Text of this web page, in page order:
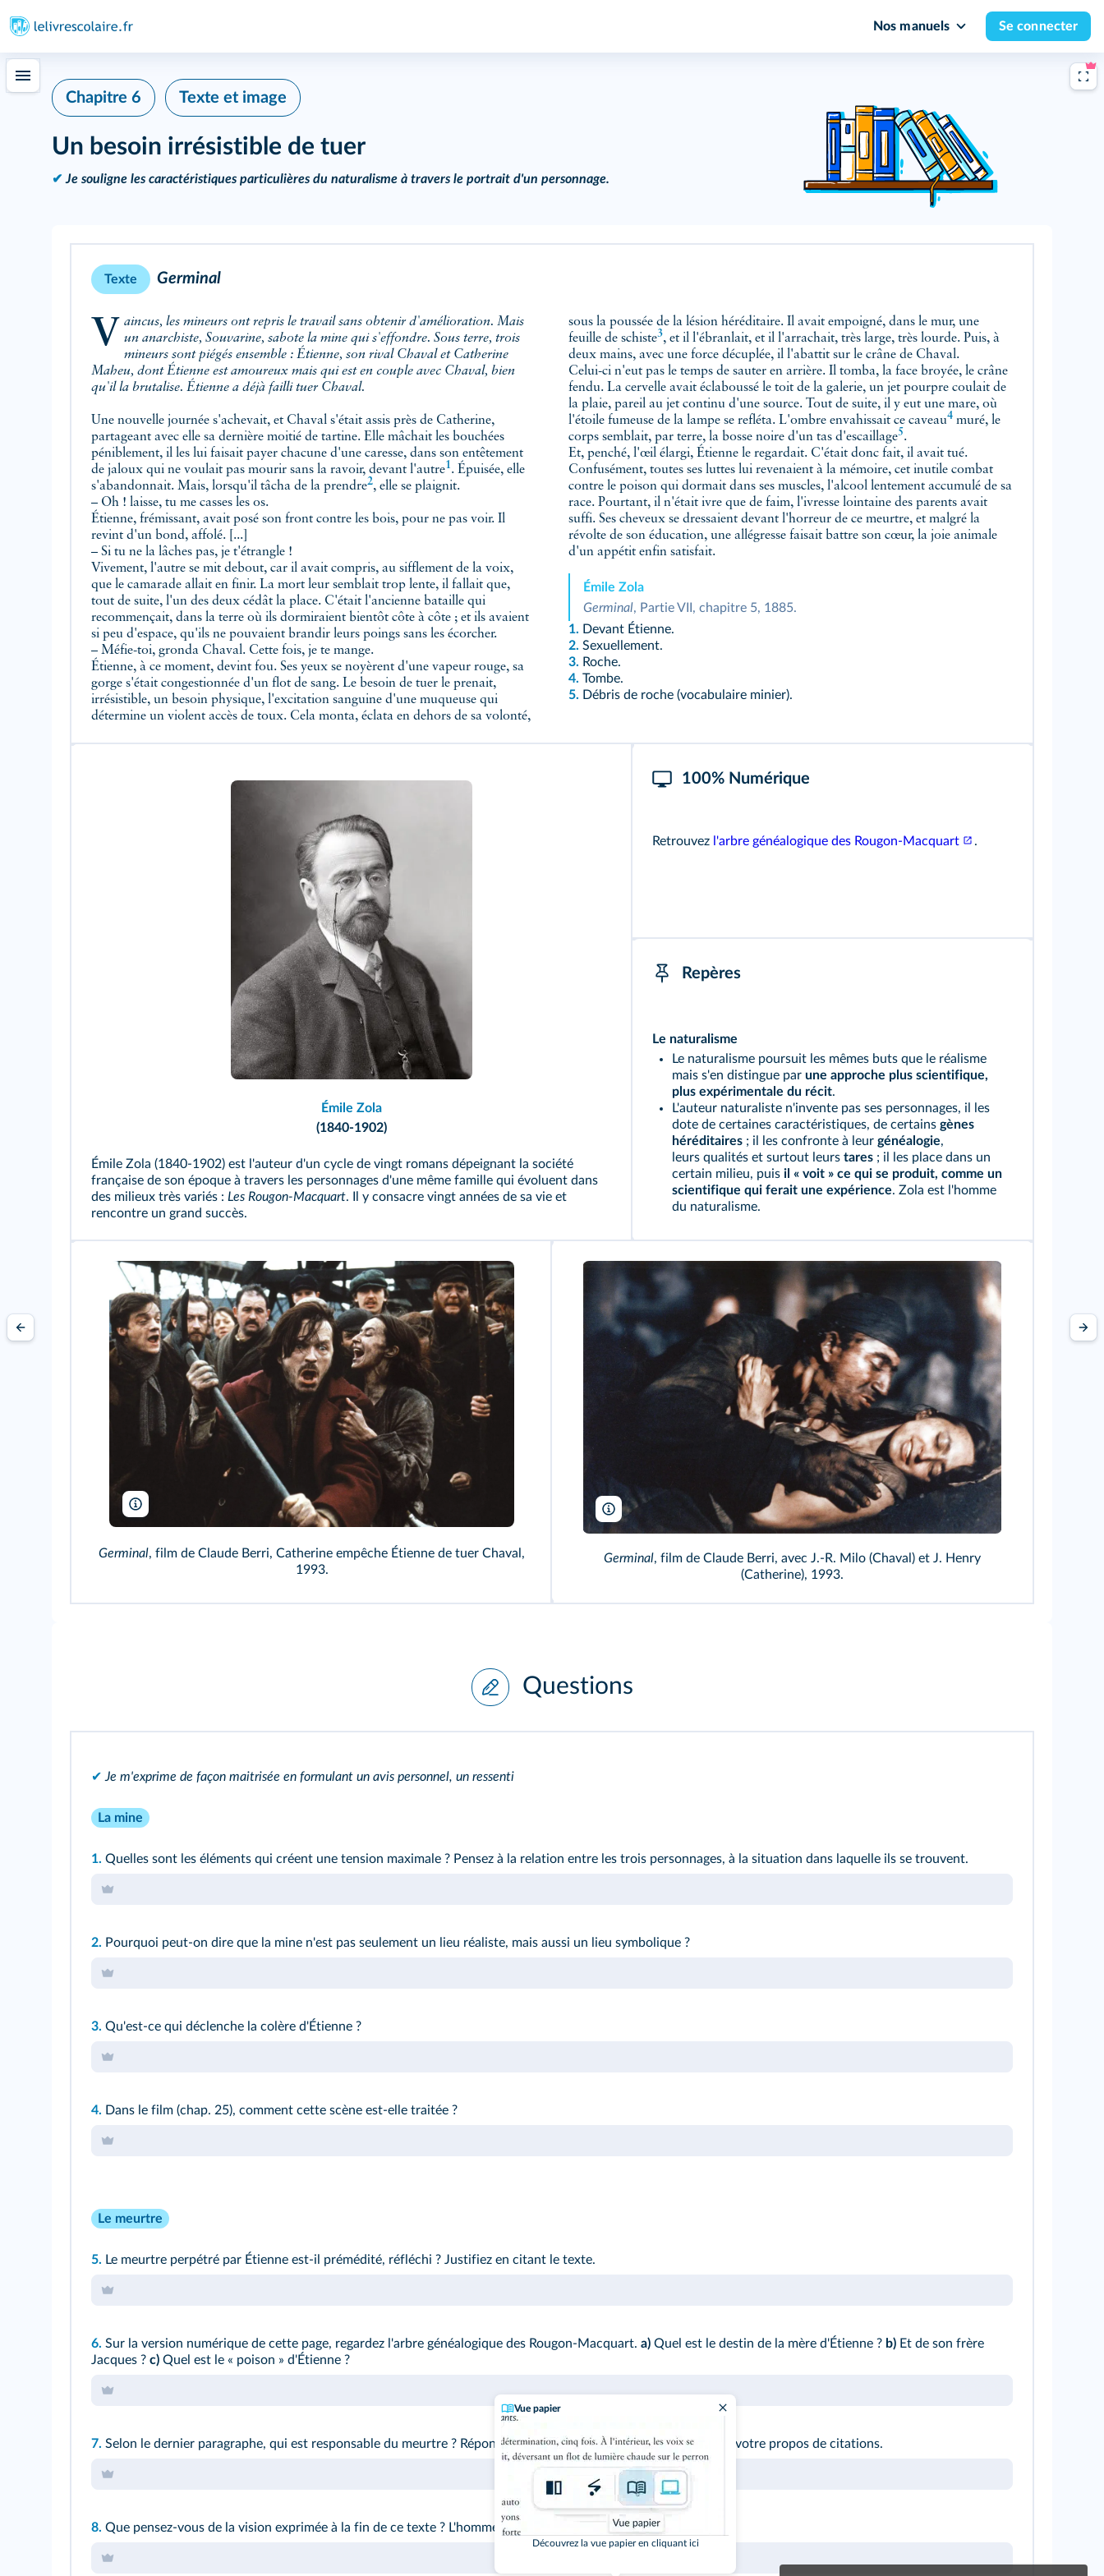
Nos manuels Se connecter
Vue papier
Découvrez la vue papier en cliquant ici
Chapitre 6 Texte et image
Un besoin irrésistible de tuer
✔ Je souligne les caractéristiques particulières du naturalisme à travers le portrait d'un personnage.
Texte Germinal
Vaincus, les mineurs ont repris le travail sans obtenir d'amélioration. Mais un anarchiste, Souvarine, sabote la mine qui s'effondre. Sous terre, trois
mineurs sont piégés ensemble : Étienne, son rival Chaval et Catherine
Maheu, dont Étienne est amoureux mais qui est en couple avec Chaval, bien
qu'il la brutalise. Étienne a déjà failli tuer Chaval.
Une nouvelle journée s'achevait, et Chaval s'était assis près de Catherine,
partageant avec elle sa dernière moitié de tartine. Elle mâchait les bouchées
péniblement, il les lui faisait payer chacune d'une caresse, dans son entêtement
de jaloux qui ne voulait pas mourir sans la ravoir, devant l'autre1. Épuisée, elle
s'abandonnait. Mais, lorsqu'il tâcha de la prendre2, elle se plaignit.
– Oh ! laisse, tu me casses les os.
Étienne, frémissant, avait posé son front contre les bois, pour ne pas voir. Il
revint d'un bond, affolé. [...]
– Si tu ne la lâches pas, je t'étrangle !
Vivement, l'autre se mit debout, car il avait compris, au sifflement de la voix,
que le camarade allait en finir. La mort leur semblait trop lente, il fallait que,
tout de suite, l'un des deux cédât la place. C'était l'ancienne bataille qui
recommençait, dans la terre où ils dormiraient bientôt côte à côte ; et ils avaient
si peu d'espace, qu'ils ne pouvaient brandir leurs poings sans les écorcher.
– Méfie-toi, gronda Chaval. Cette fois, je te mange.
Étienne, à ce moment, devint fou. Ses yeux se noyèrent d'une vapeur rouge, sa
gorge s'était congestionnée d'un flot de sang. Le besoin de tuer le prenait,
irrésistible, un besoin physique, l'excitation sanguine d'une muqueuse qui
détermine un violent accès de toux. Cela monta, éclata en dehors de sa volonté,
sous la poussée de la lésion héréditaire. Il avait empoigné, dans le mur, une
feuille de schiste3, et il l'ébranlait, et il l'arrachait, très large, très lourde. Puis, à
deux mains, avec une force décuplée, il l'abattit sur le crâne de Chaval.
Celui-ci n'eut pas le temps de sauter en arrière. Il tomba, la face broyée, le crâne
fendu. La cervelle avait éclaboussé le toit de la galerie, un jet pourpre coulait de
la plaie, pareil au jet continu d'une source. Tout de suite, il y eut une mare, où
l'étoile fumeuse de la lampe se refléta. L'ombre envahissait ce caveau4 muré, le
corps semblait, par terre, la bosse noire d'un tas d'escaillage5.
Et, penché, l'œil élargi, Étienne le regardait. C'était donc fait, il avait tué.
Confusément, toutes ses luttes lui revenaient à la mémoire, cet inutile combat
contre le poison qui dormait dans ses muscles, l'alcool lentement accumulé de sa
race. Pourtant, il n'était ivre que de faim, l'ivresse lointaine des parents avait
suffi. Ses cheveux se dressaient devant l'horreur de ce meurtre, et malgré la
révolte de son éducation, une allégresse faisait battre son cœur, la joie animale
d'un appétit enfin satisfait.
Émile Zola
Germinal
, Partie VII, chapitre 5, 1885.
1. Devant Étienne.
2. Sexuellement.
3. Roche.
4. Tombe.
5. Débris de roche (vocabulaire minier).
Émile Zola
(1840-1902)
Émile Zola (1840-1902) est l'auteur d'un cycle de vingt romans dépeignant la société
française de son époque à travers les personnages d'une même famille qui évoluent dans
des milieux très variés : Les Rougon-Macquart. Il y consacre vingt années de sa vie et
rencontre un grand succès.
100% Numérique
Retrouvez l'arbre généalogique des Rougon-Macquart .
Repères
Le naturalisme
Le naturalisme poursuit les mêmes buts que le réalisme
mais s'en distingue par une approche plus scientifique,
plus expérimentale du récit.
L'auteur naturaliste n'invente pas ses personnages, il les
dote de certaines caractéristiques, de certains gènes
héréditaires; il les confronte à leur généalogie,
leurs qualités et surtout leurs tares; il les place dans un
certain milieu, puis il « voit » ce qui se produit, comme un
scientifique qui ferait une expérience. Zola est l'homme
du naturalisme.
AF archive/Alamy
Germinal, film de Claude Berri, Catherine empêche Étienne de tuer Chaval,
1993.
Collection CSFF/Rue des Archives
Germinal, film de Claude Berri, avec J.-R. Milo (Chaval) et J. Henry
(Catherine), 1993.
Questions
✔ Je m'exprime de façon maitrisée en formulant un avis personnel, un ressenti
La mine
1. Quelles sont les éléments qui créent une tension maximale ? Pensez à la relation entre les trois personnages, à la situation dans laquelle ils se trouvent.
2. Pourquoi peut-on dire que la mine n'est pas seulement un lieu réaliste, mais aussi un lieu symbolique ?
3. Qu'est-ce qui déclenche la colère d'Étienne ?
4. Dans le film (chap. 25), comment cette scène est-elle traitée ?
Le meurtre
5. Le meurtre perpétré par Étienne est-il prémédité, réfléchi ? Justifiez en citant le texte.
6. Sur la version numérique de cette page, regardez l'arbre généalogique des Rougon-Macquart. a) Quel est le destin de la mère d'Étienne ? b) Et de son frère
Jacques ? c) Quel est le « poison » d'Étienne ?
7. Selon le dernier paragraphe, qui est responsable du meurtre ? Répondez de manière approfondie, en illustrant votre propos de citations.
8. Que pensez-vous de la vision exprimée à la fin de ce texte ? L'homme est-il libre et responsable de ses actes ?